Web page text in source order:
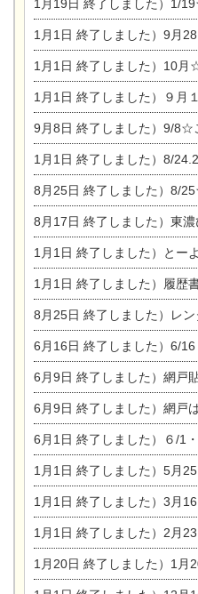
1月19日 終了しました）1/19☆新春！健
1月1日 終了しました）9月28日(土
1月1日 終了しました）10月
1月1日 終了しました）９月１
9月8日 終了しました）9/8☆こども
1月1日 終了しました）8/
8月25日 終了しました）8/
8月17日 終了しました）東濃ひの
1月1日 終了しました）とーよ
1月1日 終了しました）履歴書に
8月25日 終了しました）レンタルスペー
6月16日 終了しました）6/16
6月9日 終了しました）網戸貼
6月9日 終了しました）網戸は
6月1日 終了しました）６/1・
1月1日 終了しました）5月25日(土
1月1日 終了しました）3月16日(土)17日(日
1月1日 終了しました）2月23日(土
1月20日 終了しました）1月20日は、新春増改築